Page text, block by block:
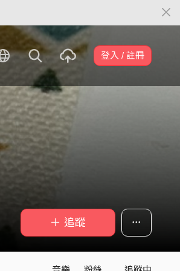
登入 / 註冊
＋ 追蹤